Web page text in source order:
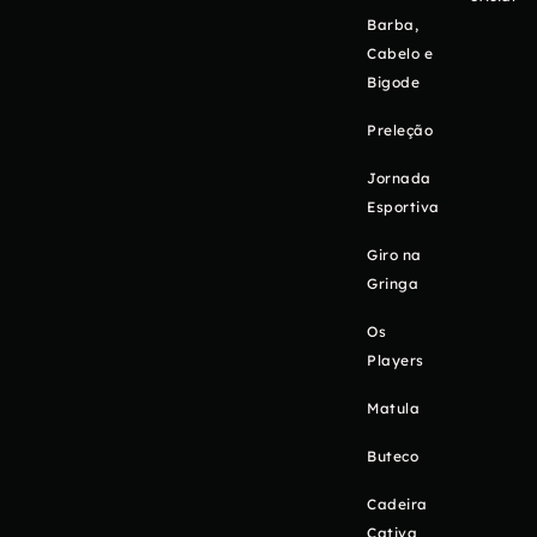
Barba,
Cabelo e
Bigode
Preleção
Jornada
Esportiva
Giro na
Gringa
Os
Players
Matula
Buteco
Cadeira
Cativa